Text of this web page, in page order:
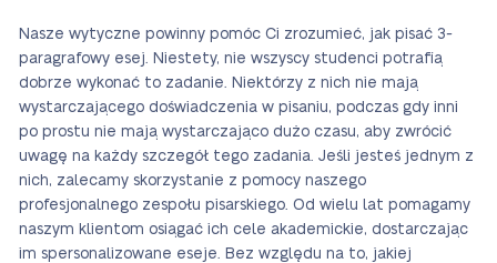
Nasze wytyczne powinny pomóc Ci zrozumieć, jak pisać 3-
paragrafowy esej. Niestety, nie wszyscy studenci potrafią
dobrze wykonać to zadanie. Niektórzy z nich nie mają
wystarczającego doświadczenia w pisaniu, podczas gdy inni
po prostu nie mają wystarczająco dużo czasu, aby zwrócić
uwagę na każdy szczegół tego zadania. Jeśli jesteś jednym z
nich, zalecamy skorzystanie z pomocy naszego
profesjonalnego zespołu pisarskiego. Od wielu lat pomagamy
naszym klientom osiągać ich cele akademickie, dostarczając
im spersonalizowane eseje. Bez względu na to, jakiej